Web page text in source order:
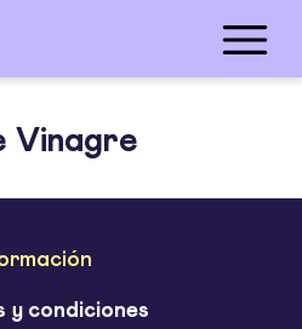
Vinagre
y condiciones